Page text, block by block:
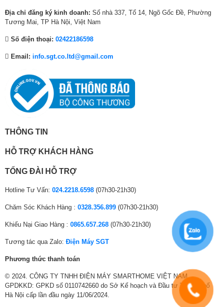
Kích thước lắp đặt
Kích thước, Khối
Dài 79 cm – Cao 27.5 cm – Dày 19.2
lượng dàn nóng
cm – Nặng 21 kg
Chiều dài lắp đặt ống
đồng
/
Chiều cao lắp đặt tối
đa giữa cục nóng-
lạnh:
Điện vào dòng điện
1
0
₫
0
₫
0
Địa chỉ đăng ký kinh doanh: Số nhà 337, Tổ 14, Ngõ Gốc Đề, Phường
Tương Mai, TP Hà Nội, Việt Nam
Số điện thoại: 02422186598
Email: info.sgt.co.ltd@gmail.com
THÔNG TIN
HỖ TRỢ KHÁCH HÀNG
TỔNG ĐÀI HỖ TRỢ
Hotline Tư Vấn: 024.2218.6598 (07h30-21h30)
Chăm Sóc Khách Hàng : 0328.356.899 (07h30-21h30)
Khiếu Nại Giao Hàng : 0865.657.268 (07h30-21h30)
Tương tác qua Zalo: Điện Máy SGT
Phương thức thanh toán
© 2024. CÔNG TY TNHH ĐIỆN MÁY SMARTHOME VIỆT NAM.
GPDKKD: GPKD số 0110742660 do Sở Kế hoạch và Đầu tư Thành phố
Hà Nội cấp lần đầu ngày 11/06/2024.